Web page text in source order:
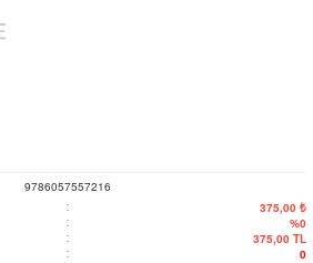
9786057557216
: 375,00 ₺
: %0
: 375,00 TL
: 0